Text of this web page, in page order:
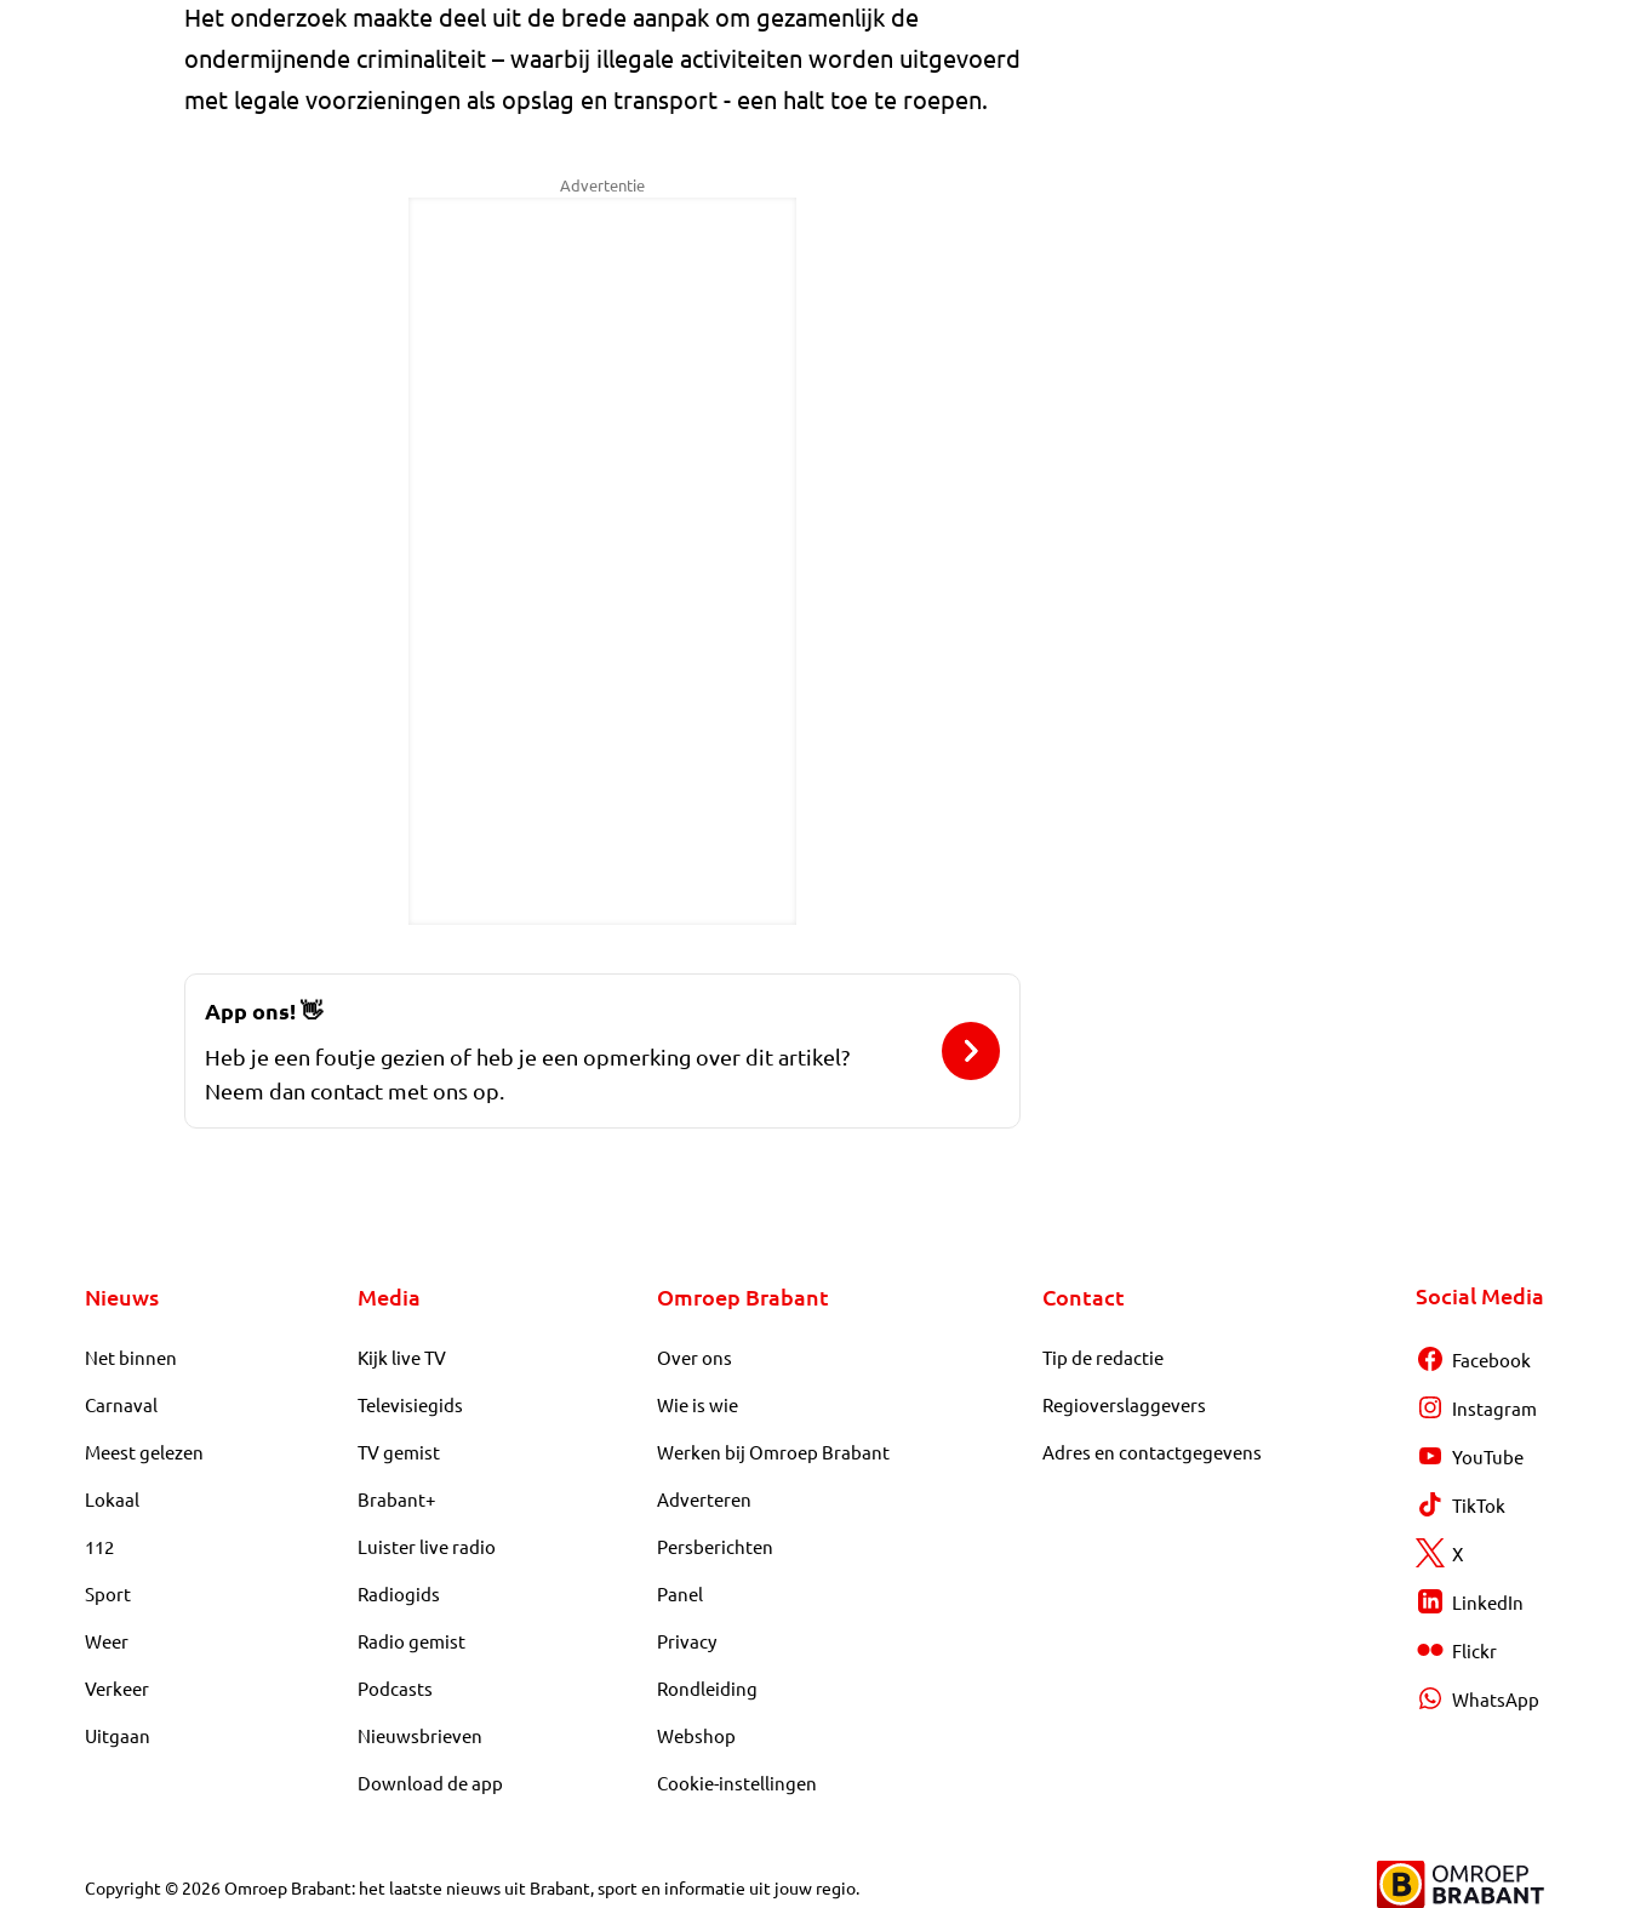
Het onderzoek maakte deel uit de brede aanpak om gezamenlijk de
ondermijnende criminaliteit – waarbij illegale activiteiten worden uitgevoerd
met legale voorzieningen als opslag en transport - een halt toe te roepen.
Advertentie
App ons!👋
Heb je een foutje gezien of heb je een opmerking over dit artikel?
Neem dan contact met ons op.
Nieuws
Net binnen
Carnaval
Meest gelezen
Lokaal
112
Sport
Weer
Verkeer
Uitgaan
Media
Kijk live TV
Televisiegids
TV gemist
Brabant+
Luister live radio
Radiogids
Radio gemist
Podcasts
Nieuwsbrieven
Download de app
Omroep Brabant
Over ons
Wie is wie
Werken bij Omroep Brabant
Adverteren
Persberichten
Panel
Privacy
Rondleiding
Webshop
Cookie-instellingen
Contact
Tip de redactie
Regioverslaggevers
Adres en contactgegevens
Social Media
Facebook
Instagram
YouTube
TikTok
X
LinkedIn
Flickr
WhatsApp
Copyright © 2026Omroep Brabant: het laatste nieuws uit Brabant, sport en informatie uit jouw regio.